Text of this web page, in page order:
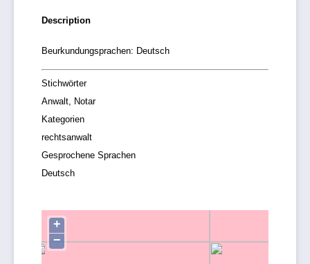
Description
Beurkundungsprachen: Deutsch
Stichwörter
Anwalt, Notar
Kategorien
rechtsanwalt
Gesprochene Sprachen
Deutsch
+
−